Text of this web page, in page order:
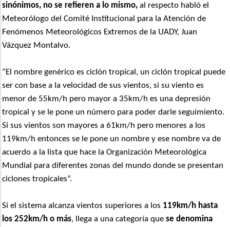
sinónimos, no se refieren a lo mismo, al respecto habló el
Meteorólogo del Comité Institucional para la Atención de
Fenómenos Meteorológicos Extremos de la UADY, Juan
Vázquez Montalvo.
“El nombre genérico es ciclón tropical, un ciclón tropical puede
ser con base a la velocidad de sus vientos, si su viento es
menor de 55km/h pero mayor a 35km/h es una depresión
tropical y se le pone un número para poder darle seguimiento.
Si sus vientos son mayores a 61km/h pero menores a los
119km/h entonces se le pone un nombre y ese nombre va de
acuerdo a la lista que hace la Organización Meteorológica
Mundial para diferentes zonas del mundo donde se presentan
ciclones tropicales”.
Si el sistema alcanza vientos superiores a los 119km/h hasta
los 252km/h o más, llega a una categoría quese denomina